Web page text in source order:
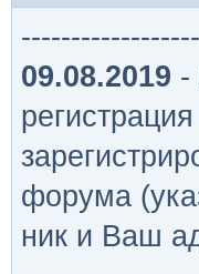
09.08.2019 -
форума
ник и Ваш